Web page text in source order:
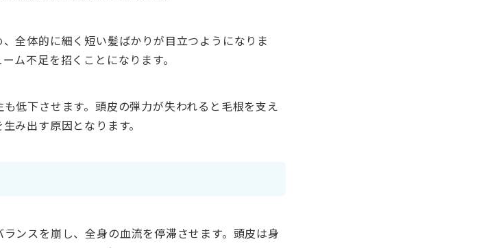
全体的に細く短い髪ばかりが目立つようになりま
ム不足を招くことになります。
低下させます。頭皮の弾力が失われると毛根を支え
み出す原因となります。
ンスを崩し、全身の血流を停滞させます。頭皮は身